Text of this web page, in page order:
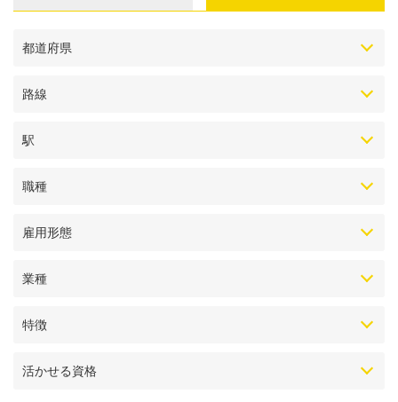
都道府県
路線
駅
職種
雇用形態
業種
特徴
活かせる資格